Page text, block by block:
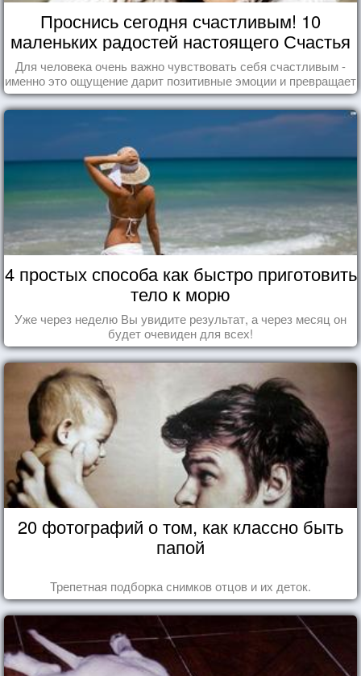
Проснись сегодня счастливым! 10
маленьких радостей настоящего Счастья
Для человека очень важно чувствовать себя счастливым -
именно это ощущение дарит позитивные эмоции и превращает
каждый день в маленький праздник.
4 простых способа как быстро приготовить
тело к морю
Уже через неделю Вы увидите результат, а через месяц он
будет очевиден для всех!
20 фотографий о том, как классно быть
папой
Трепетная подборка снимков отцов и их деток.